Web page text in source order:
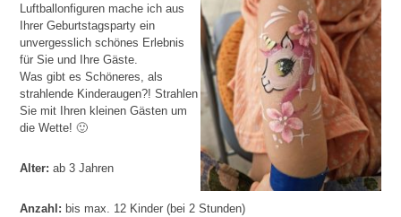
Luftballonfiguren mache ich aus
Ihrer Geburtstagsparty ein
unvergesslich schönes Erlebnis
für Sie und Ihre Gäste.
Was gibt es Schöneres, als
strahlende Kinderaugen?! Strahlen
Sie mit Ihren kleinen Gästen um
die Wette! 🙂
Alter: ab 3 Jahren
Anzahl: bis max. 12 Kinder (bei 2 Stunden)